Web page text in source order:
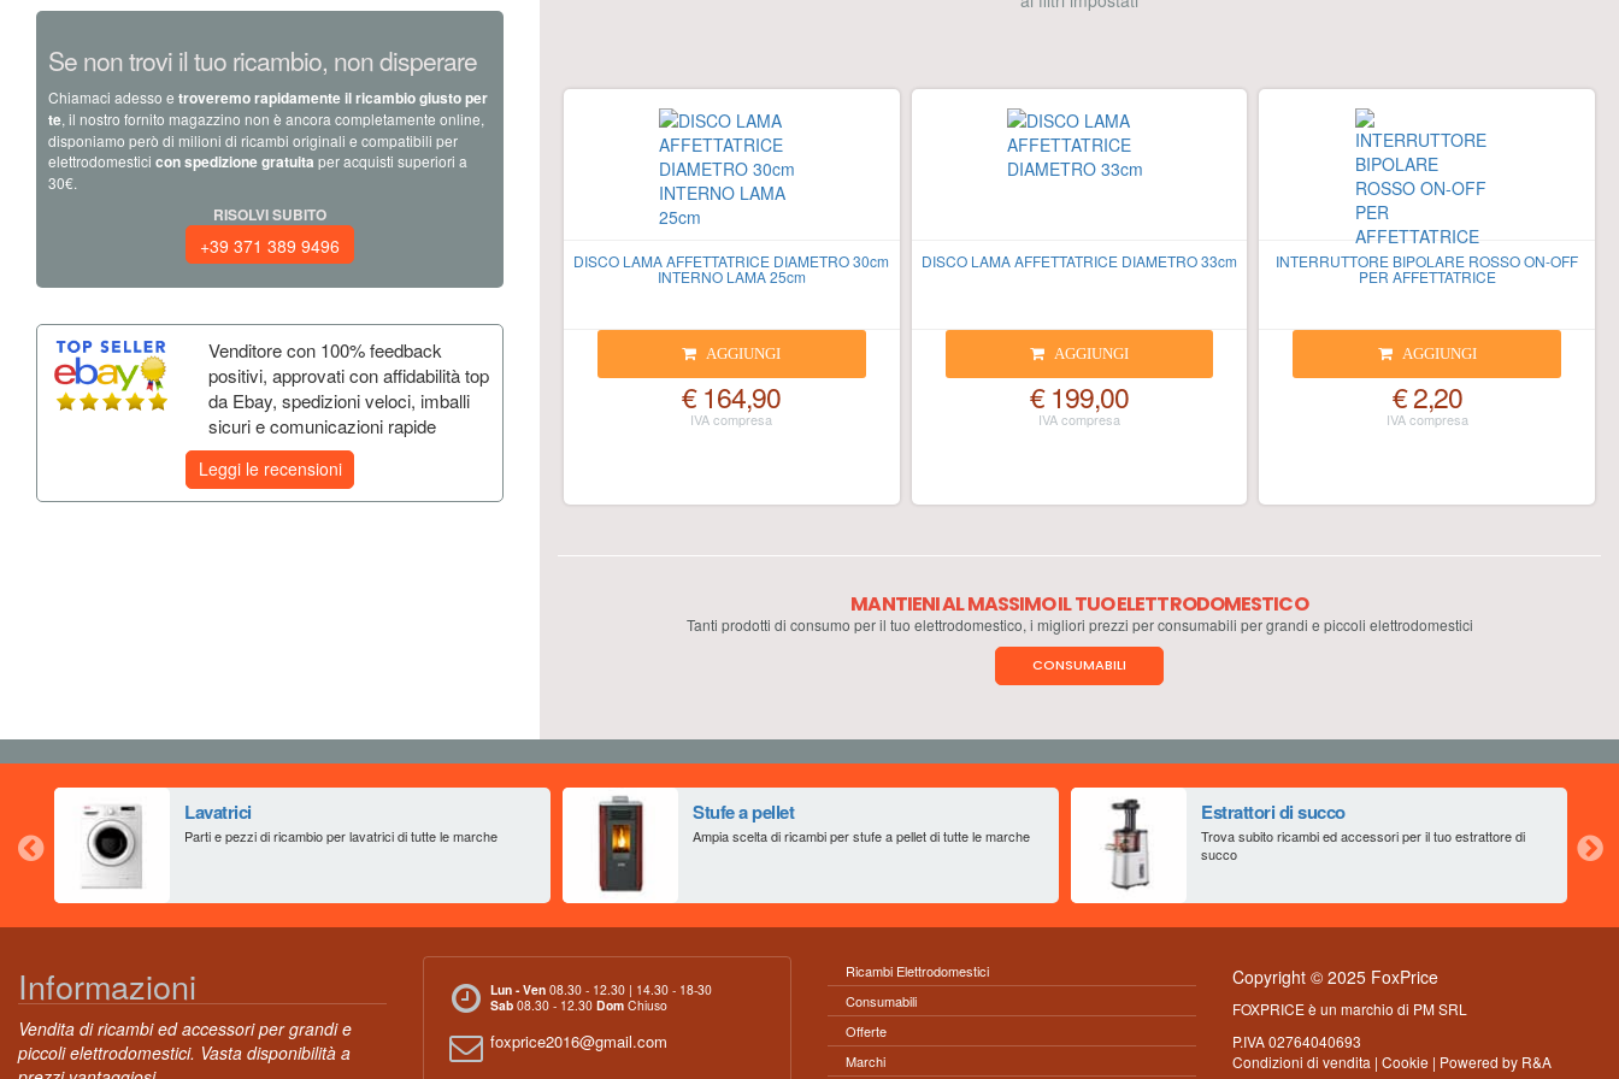
Se non trovi il tuo ricambio, non disperare
Chiamaci adesso e troveremo rapidamente il ricambio giusto per
te, il nostro fornito magazzino non è ancora completamente online,
disponiamo però di milioni di ricambi originali e compatibili per
elettrodomestici con spedizione gratuita per acquisti superiori a
30€.
RISOLVI SUBITO
+39 371 389 9496
Venditore con 100% feedback
positivi, approvati con affidabilità top
da Ebay, spedizioni veloci, imballi
sicuri e comunicazioni rapide
Leggi le recensioni
DISCO LAMA AFFETTATRICE DIAMETRO 30cm
INTERNO LAMA 25cm
AGGIUNGI
€ 164,90
DISCO LAMA AFFETTATRICE DIAMETRO 33cm
AGGIUNGI
€ 199,00
INTERRUTTORE BIPOLARE ROSSO ON-OFF
PER AFFETTATRICE
AGGIUNGI
€ 2,20
MANTIENI AL MASSIMO IL TUO ELETTRODOMESTICO
Tanti prodotti di consumo per il tuo elettrodomestico, i migliori prezzi per consumabili per grandi e piccoli elettrodomestici
CONSUMABILI
Lavatrici
Parti e pezzi di ricambio per lavatrici di tutte le marche
Stufe a pellet
Ampia scelta di ricambi per stufe a pellet di tutte le marche
Estrattori di succo
Trova subito ricambi ed accessori per il tuo estrattore di
succo
Informazioni
Vendita di ricambi ed accessori per grandi e
piccoli elettrodomestici. Vasta disponibilità a
Lun - Ven 08.30 - 12.30 | 14.30 - 18-30
Sab 08.30 - 12.30 Dom Chiuso
foxprice2016@gmail.com
Ricambi Elettrodomestici
Consumabili
Offerte
Marchi
Copyright © 2025 FoxPrice
FOXPRICE è un marchio di PM SRL
P.IVA 02764040693
Condizioni di vendita | Cookie | Powered by R&A